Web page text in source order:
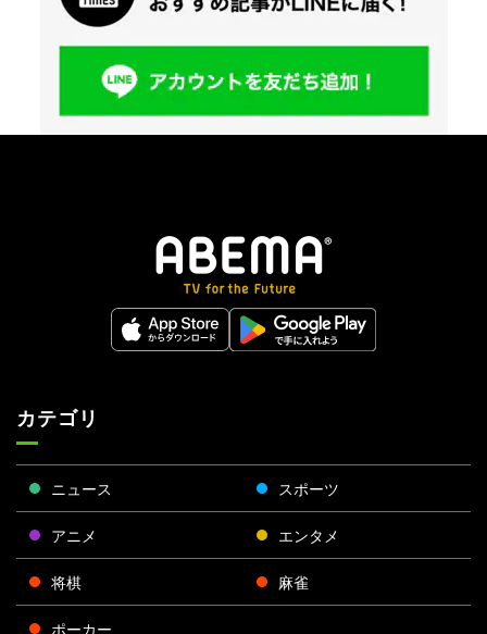
カテゴリ
ニュース スポーツ
アニメ エンタメ
将棋 麻雀
ポーカー